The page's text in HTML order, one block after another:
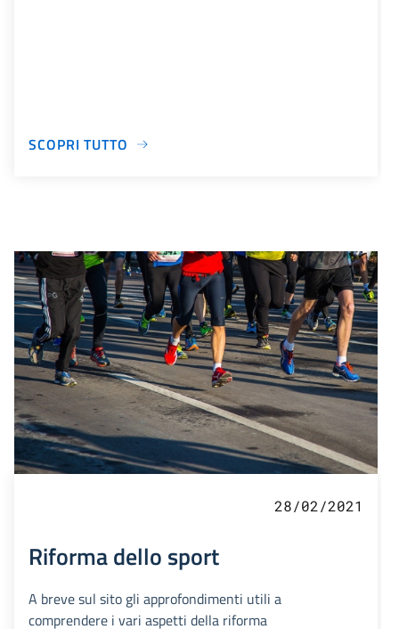
SCOPRI TUTTO
28/02/2021
Riforma dello sport
A breve sul sito gli approfondimenti utili a
comprendere i vari aspetti della riforma